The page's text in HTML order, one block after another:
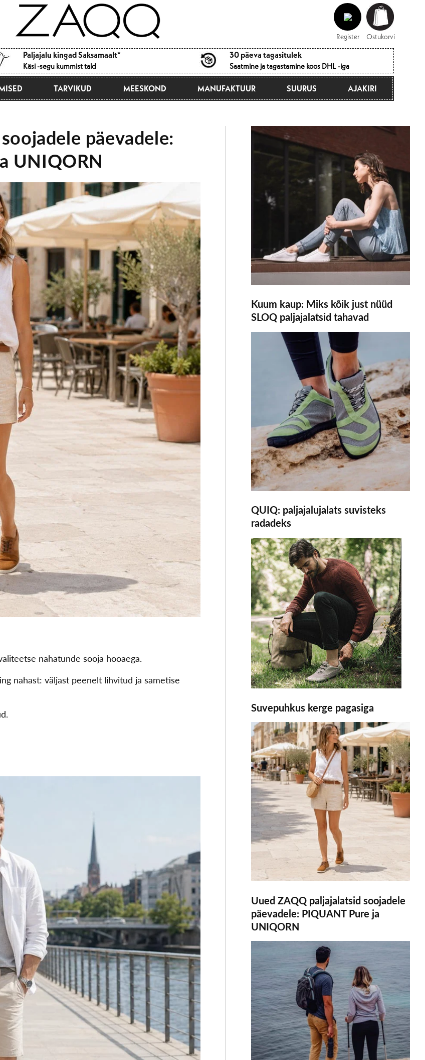
logima
Register
Ostukorvi
Ostukorvi
Paljajalu kingad Saksamaalt*
Käsi -segu kummist tald
30 päeva tagasitulek
Saatmine ja tagastamine koos DHL -iga
TARVIKUD MEESKOND MANUFAKTUUR SUURUS AJAKIRI
päevadele:
UNIQORN
nahatunde sooja hooaega.
nahast: väljast peenelt lihvitud ja sametise
Kuum kaup: Miks kõik just nüüd
SLOQ paljajalatsid tahavad
QUIQ: paljajalujalats suvisteks
radadeks
Suvepuhkus kerge pagasiga
Uued ZAQQ paljajalatsid soojadele
päevadele: PIQUANT Pure ja
UNIQORN